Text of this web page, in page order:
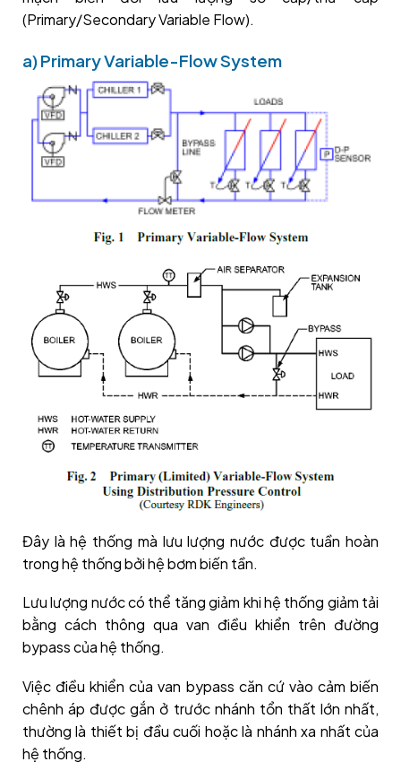
(Primary/Secondary Variable Flow).
a) Primary Variable-Flow System
Đây là hệ thống mà lưu lượng nước được tuần hoàn
trong hệ thống bởi hệ bơm biến tần.
Lưu lượng nước có thể tăng giảm khi hệ thống giảm tải
bằng cách thông qua van điều khiển trên đường
bypass của hệ thống.
Việc điều khiển của van bypass căn cứ vào cảm biến
chênh áp được gắn ở trước nhánh tổn thất lớn nhất,
thường là thiết bị đầu cuối hoặc là nhánh xa nhất của
hệ thống.